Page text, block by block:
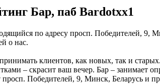
Бар, паб Bardotxx1
по адресу просп. Победителей, 9,
о нас.
клиентов, как новых, так и
– скрасит ваш вечер. Бар – занимает
просп. Победителей, 9, Минск, Беларусь и